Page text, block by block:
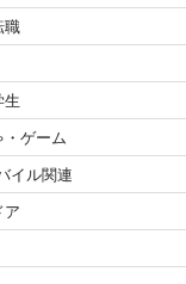
職
生
・ゲーム
イル関連
ア